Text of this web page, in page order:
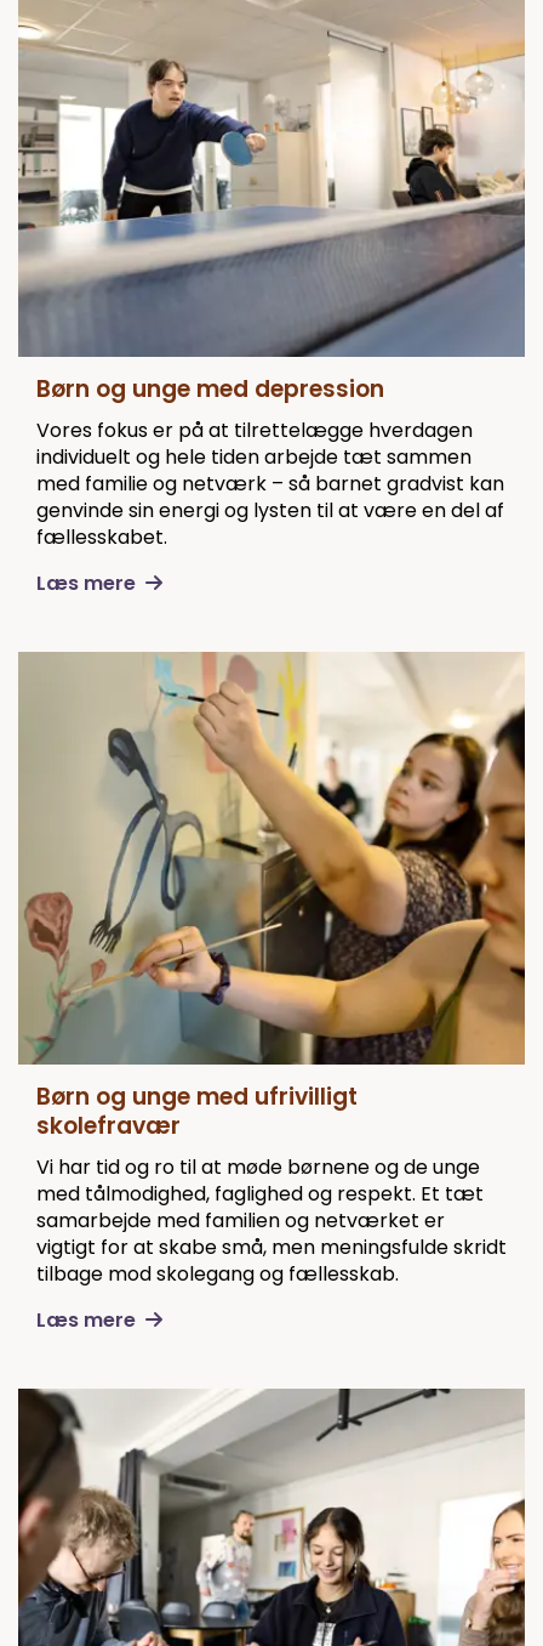
Børn og unge med depression
Vores fokus er på at tilrettelægge hverdagen
individuelt og hele tiden arbejde tæt sammen
med familie og netværk – så barnet gradvist kan
genvinde sin energi og lysten til at være en del af
fællesskabet.
Læs mere
Børn og unge med ufrivilligt
skolefravær
Vi har tid og ro til at møde børnene og de unge
med tålmodighed, faglighed og respekt. Et tæt
samarbejde med familien og netværket er
vigtigt for at skabe små, men meningsfulde skridt
tilbage mod skolegang og fællesskab.
Læs mere